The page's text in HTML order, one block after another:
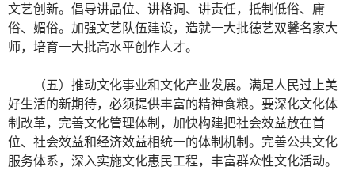
文艺创新。倡导讲品位、讲格调、讲责任，抵制低俗、庸
俗、媚俗。加强文艺队伍建设，造就一大批德艺双馨名家大
师，培育一大批高水平创作人才。
（五）推动文化事业和文化产业发展。满足人民过上美
好生活的新期待，必须提供丰富的精神食粮。要深化文化体
制改革，完善文化管理体制，加快构建把社会效益放在首
位、社会效益和经济效益相统一的体制机制。完善公共文化
服务体系，深入实施文化惠民工程，丰富群众性文化活动。